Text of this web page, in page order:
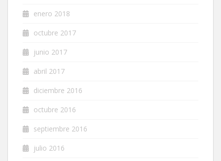
enero 2018
octubre 2017
junio 2017
abril 2017
diciembre 2016
octubre 2016
septiembre 2016
julio 2016